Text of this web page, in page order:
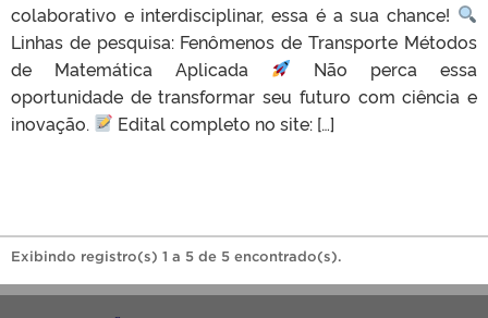
colaborativo e interdisciplinar, essa é a sua chance!
Linhas de pesquisa: Fenômenos de Transporte Métodos
de Matemática Aplicada
Não perca essa
oportunidade de transformar seu futuro com ciência e
inovação.
Edital completo no site: […]
Exibindo registro(s) 1 a 5 de 5 encontrado(s).